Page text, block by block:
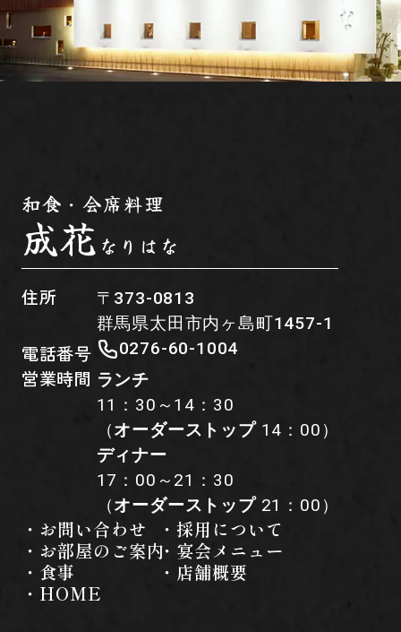
和食・会席料理
成花 なりはな
住所
〒373-0813
群馬県太田市内ヶ島町1457-1
電話番号 0276-60-1004
営業時間 ランチ
11：30～14：30
（オーダーストップ14：00）
ディナー
17：00～21：30
（オーダーストップ21：00）
・お問い合わせ
・採用について
・お部屋のご案内・宴会メニュー
・食事
・店舗概要
・HOME